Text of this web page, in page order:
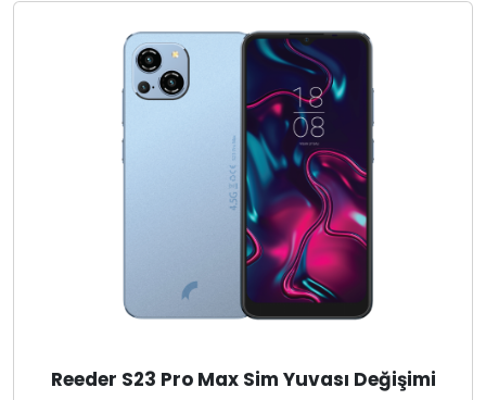
Reeder S23 Pro Max Sim Yuvası Değişimi